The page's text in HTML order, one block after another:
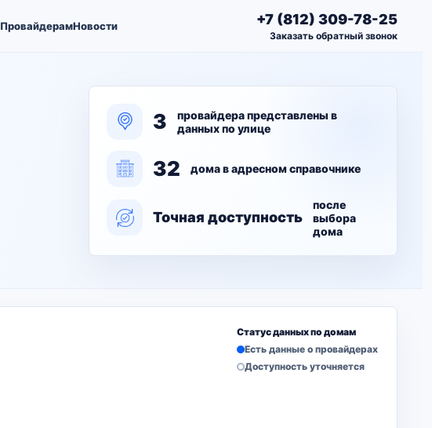
ПровайдерамНовости +7 (812) 309-78-25
Заказать обратный звонок
3
провайдера представлены в
данных по улице
32 дома в адресном справочнике
Точная доступность
после
выбора
дома
Статус данных по домам
Есть данные о провайдерах
Доступность уточняется